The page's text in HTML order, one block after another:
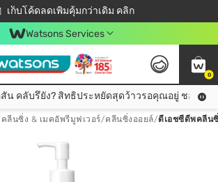
เก็บโค้ดลดเพิ่มคุ้มกว่าเดิม คลิก
ออนไลน์ครั้งแรก ลดเพิ่มจุก ๆ 10%! 🎉
📦ส่งฟรี! เมื่อชอป 499฿
สมาชิกวัตสัน คลับดียังไง?
Watsons Services
0
มีบัตรสมาชิกวัตสัน คลับรึยัง? สิทธิประหยัดสุดว้าวรอคุณอยู่ ชอปคุ้มกว่าเดิม คลิก!
น คลับรึยัง? สิทธิประหยัดสุดว้าวรอคุณอยู่ ชอปคุ้มก
คลีนซิ่ง & เมคอัพรีมูฟเวอร์/คลีนซิ่งออยล์/ดีเอชซีดีพคลีน